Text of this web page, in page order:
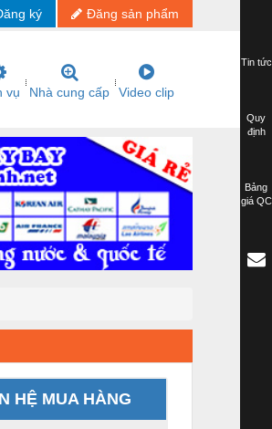
Đăng sản phẩm
ký
vụ Nhà cung cấp Video clip
HỆ MUA HÀNG
Tin tức
Quy
định
Bảng
giá QC